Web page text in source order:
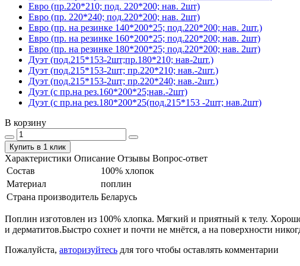
Евро (пр.220*210; под. 220*200; нав. 2шт)
Евро (пр. 220*240; под.220*200; нав. 2шт)
Евро (пр. на резинке 140*200*25; под.220*200; нав. 2шт.)
Евро (пр. на резинке 160*200*25; под.220*200; нав. 2шт)
Евро (пр. на резинке 180*200*25; под.220*200; нав. 2шт)
Дуэт (под.215*153-2шт;пр.180*210; нав-2шт.)
Дуэт (под.215*153-2шт; пр.220*210; нав.-2шт.)
Дуэт (под.215*153-2шт; пр.220*240; нав.-2шт.)
Дуэт (с пр.на рез.160*200*25;нав.-2шт)
Дуэт (с пр.на рез.180*200*25(под.215*153 -2шт; нав.2шт)
В корзину
Купить в 1 клик
Характеристики Описание Отзывы Вопрос-ответ
Состав
100% хлопок
Материал
поплин
Страна производитель Беларусь
Поплин изготовлен из 100% хлопка. Мягкий и приятный к телу.
и дерматитов.Быстро сохнет и почти не мнётся, а на поверхности
Пожалуйста, авторизуйтесь для того чтобы оставлять комментарии